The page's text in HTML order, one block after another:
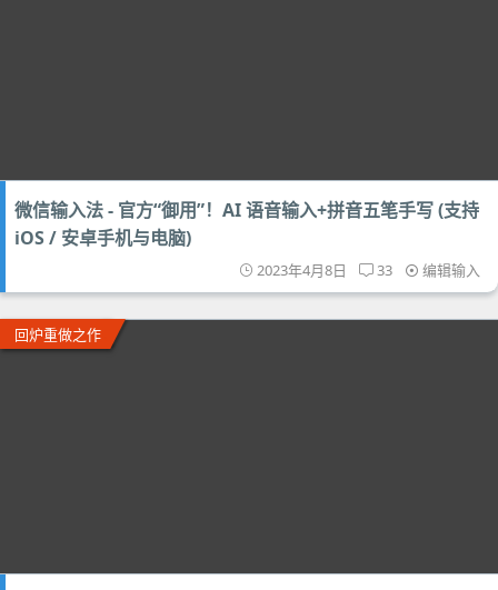
微信输入法 - 官方“御用”！AI 语音输入+拼音五笔手写 (支持
iOS / 安卓手机与电脑)
2023年4月8日 33 编辑输入
回炉重做之作